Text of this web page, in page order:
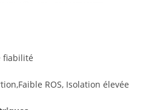
fiabilité
ROS, Isolation élevée